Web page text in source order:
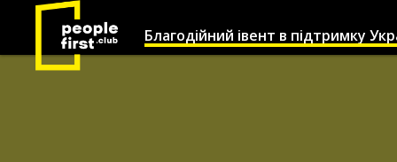
Благодійний івент в підтримку